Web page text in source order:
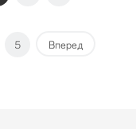
5 Вперед